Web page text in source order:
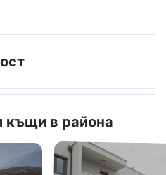
къщи в района